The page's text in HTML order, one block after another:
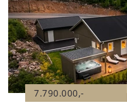
7.790.000,-